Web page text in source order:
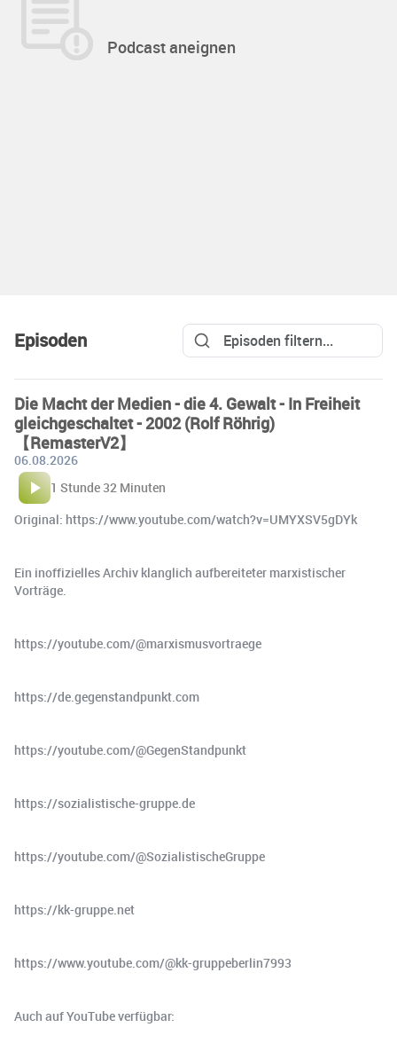
Podcast aneignen
Episoden
Die Macht der Medien - die 4. Gewalt - In Freiheit
gleichgeschaltet - 2002 (Rolf Röhrig)
【RemasterV2】
06.08.2026
1 Stunde 32 Minuten
Original: https://www.youtube.com/watch?v=UMYXSV5gDYk
Ein inoffizielles Archiv klanglich aufbereiteter marxistischer
Vorträge.
https://youtube.com/@marxismusvortraege
https://de.gegenstandpunkt.com
https://youtube.com/@GegenStandpunkt
https://sozialistische-gruppe.de
https://youtube.com/@SozialistischeGruppe
https://kk-gruppe.net
https://www.youtube.com/@kk-gruppeberlin7993
Auch auf YouTube verfügbar: